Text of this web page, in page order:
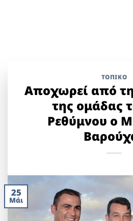
ΤΟΠΙΚΌ
Αποχωρεί από
της ομάδας
Ρεθύμνου ο
25
Μάι